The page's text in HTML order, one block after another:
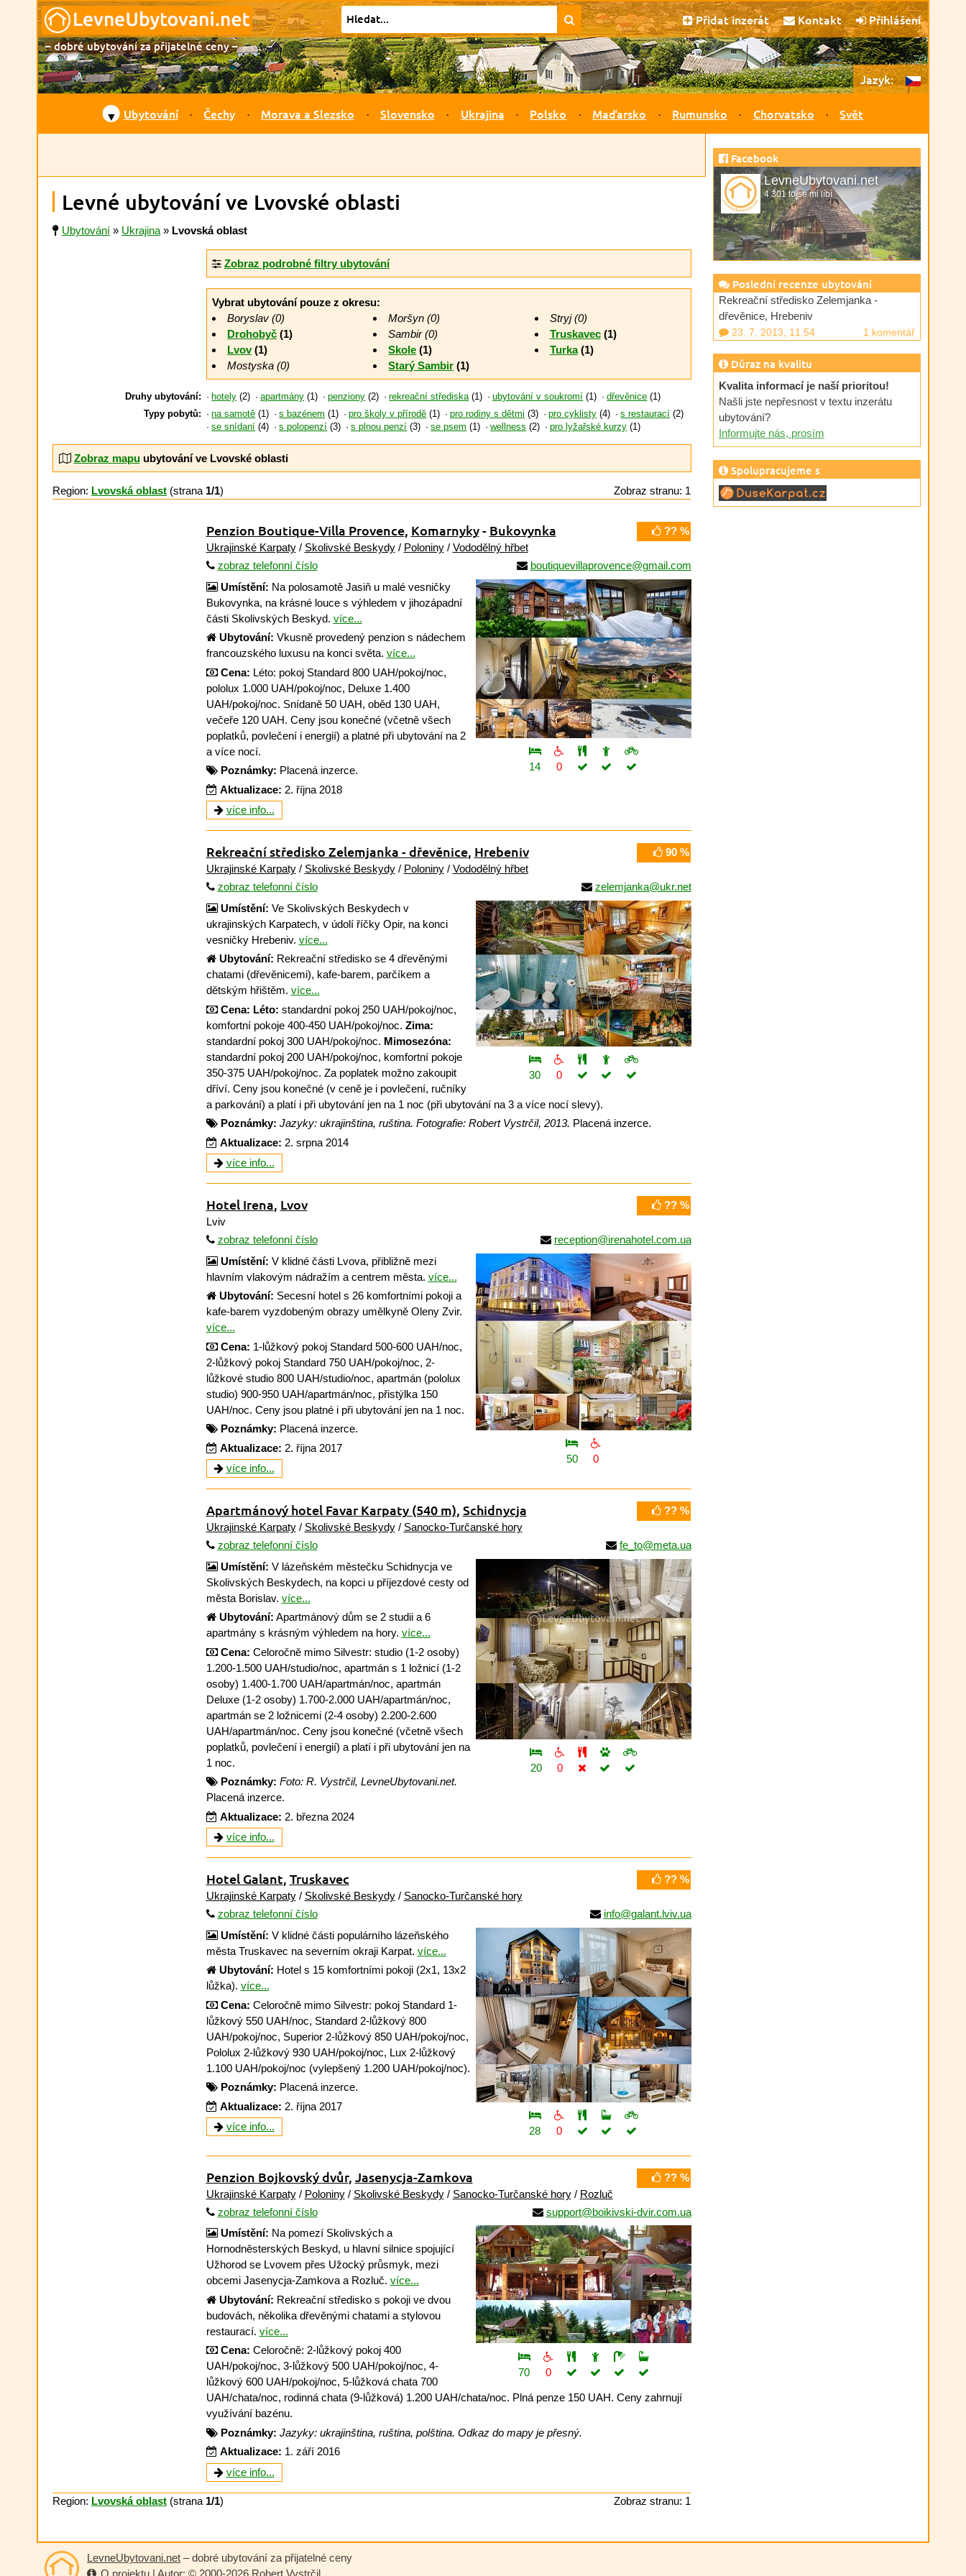
Přidat inzerát Kontakt Přihlášení
– dobré ubytování za přijatelné ceny –
Jazyk:
▼ Ubytování Čechy Morava a Slezsko Slovensko Ukrajina Polsko Maďarsko Rumunsko Chorvatsko Svět
Levné ubytování ve Lvovské oblasti
Ubytování » Ukrajina » Lvovská oblast
Zobraz podrobné filtry ubytování
Vybrat ubytování pouze z okresu:
Boryslav (0)
Drohobyč (1)
Lvov(1)
Mostyska (0)
Moršyn (0)
Sambir (0)
Skole (1)
Starý Sambir (1)
Stryj (0)
Truskavec(1)
Turka(1)
Druhy ubytování: hotely (2) apartmány (1) penziony (2) rekreační střediska(1) ubytování v soukromí (1) dřevěnice (1)
Typy pobytů:
na samotě (1) s bazénem (1) pro školy v přírodě (1) pro rodiny s dětmi (3) pro cyklisty (4) s restaurací (2)
se snídaní (4) s polopenzí (3) s plnou penzí (3) se psem (1) wellness (2) pro lyžařské kurzy (1)
Zobraz mapuubytování ve Lvovské oblasti
Region: Lvovská oblast (strana 1/1) Zobraz stranu: 1
?? %
Penzion Boutique-Villa Provence, Komarnyky- Bukovynka
Ukrajinské Karpaty/ Skolivské Beskydy/ Poloniny/ Vododělný hřbet
zobraz telefonní číslo
boutiquevillaprovence@gmail.com
14 0
Umístění: Na polosamotě Jasiň u malé vesničky
Bukovynka, na krásné louce s výhledem v jihozápadní
části Skolivských Beskyd. více...
Ubytování: Vkusně provedený penzion s nádechem
francouzského luxusu na konci světa. více...
Cena: Léto: pokoj Standard 800 UAH/pokoj/noc,
pololux 1.000 UAH/pokoj/noc, Deluxe 1.400
UAH/pokoj/noc. Snídaně 50 UAH, oběd 130 UAH,
večeře 120 UAH. Ceny jsou konečné (včetně všech
poplatků, povlečení i energií) a platné při ubytování na 2
a více nocí.
Poznámky: Placená inzerce.
Aktualizace: 2. října 2018
více info...
90 %
Rekreační středisko Zelemjanka - dřevěnice, Hrebeniv
Ukrajinské Karpaty/ Skolivské Beskydy/ Poloniny/ Vododělný hřbet
zobraz telefonní číslo
zelemjanka@ukr.net
30 0
Umístění: Ve Skolivských Beskydech v
ukrajinských Karpatech, v údolí říčky Opir, na konci
vesničky Hrebeniv. více...
Ubytování: Rekreační středisko se 4 dřevěnými
chatami (dřevěnicemi), kafe-barem, parčíkem a
dětským hřištěm. více...
Cena: Léto: standardní pokoj 250 UAH/pokoj/noc,
komfortní pokoje 400-450 UAH/pokoj/noc. Zima:
standardní pokoj 300 UAH/pokoj/noc. Mimosezóna:
standardní pokoj 200 UAH/pokoj/noc, komfortní pokoje
350-375 UAH/pokoj/noc. Za poplatek možno zakoupit
dříví. Ceny jsou konečné (v ceně je i povlečení, ručníky
a parkování) a platí i při ubytování jen na 1 noc (při ubytování na 3 a více nocí slevy).
Poznámky: Jazyky: ukrajinština, ruština. Fotografie: Robert Vystrčil, 2013. Placená inzerce.
Aktualizace: 2. srpna 2014
více info...
?? %
Hotel Irena, Lvov
Lviv
zobraz telefonní číslo
reception@irenahotel.com.ua
50 0
Umístění: V klidné části Lvova, přibližně mezi
hlavním vlakovým nádražím a centrem města. více...
Ubytování: Secesní hotel s 26 komfortními pokoji a
kafe-barem vyzdobeným obrazy umělkyně Oleny Zvir.
více...
Cena: 1-lůžkový pokoj Standard 500-600 UAH/noc,
2-lůžkový pokoj Standard 750 UAH/pokoj/noc, 2-
lůžkové studio 800 UAH/studio/noc, apartmán (pololux
studio) 900-950 UAH/apartmán/noc, přistýlka 150
UAH/noc. Ceny jsou platné i při ubytování jen na 1 noc.
Poznámky: Placená inzerce.
Aktualizace: 2. října 2017
více info...
?? %
Apartmánový hotel Favar Karpaty (540 m), Schidnycja
Ukrajinské Karpaty/ Skolivské Beskydy/ Sanocko-Turčanské hory
zobraz telefonní číslo
fe_to@meta.ua
20 0
Umístění: V lázeňském městečku Schidnycja ve
Skolivských Beskydech, na kopci u příjezdové cesty od
města Borislav. více...
Ubytování: Apartmánový dům se 2 studii a 6
apartmány s krásným výhledem na hory. více...
Cena: Celoročně mimo Silvestr: studio (1-2 osoby)
1.200-1.500 UAH/studio/noc, apartmán s 1 ložnicí (1-2
osoby) 1.400-1.700 UAH/apartmán/noc, apartmán
Deluxe (1-2 osoby) 1.700-2.000 UAH/apartmán/noc,
apartmán se 2 ložnicemi (2-4 osoby) 2.200-2.600
UAH/apartmán/noc. Ceny jsou konečné (včetně všech
poplatků, povlečení i energií) a platí i při ubytování jen na
1 noc.
Poznámky: Foto: R. Vystrčil, LevneUbytovani.net.
Placená inzerce.
Aktualizace: 2. března 2024
více info...
?? %
Hotel Galant, Truskavec
Ukrajinské Karpaty/ Skolivské Beskydy/ Sanocko-Turčanské hory
zobraz telefonní číslo
info@galant.lviv.ua
28 0
Umístění: V klidné části populárního lázeňského
města Truskavec na severním okraji Karpat. více...
Ubytování: Hotel s 15 komfortními pokoji (2x1, 13x2
lůžka). více...
Cena: Celoročně mimo Silvestr: pokoj Standard 1-
lůžkový 550 UAH/noc, Standard 2-lůžkový 800
UAH/pokoj/noc, Superior 2-lůžkový 850 UAH/pokoj/noc,
Pololux 2-lůžkový 930 UAH/pokoj/noc, Lux 2-lůžkový
1.100 UAH/pokoj/noc (vylepšený 1.200 UAH/pokoj/noc).
Poznámky: Placená inzerce.
Aktualizace: 2. října 2017
více info...
?? %
Penzion Bojkovský dvůr, Jasenycja-Zamkova
Ukrajinské Karpaty/ Poloniny/ Skolivské Beskydy/ Sanocko-Turčanské hory/ Rozluč
zobraz telefonní číslo
support@boikivski-dvir.com.ua
70 0
Umístění: Na pomezí Skolivských a
Hornodněsterských Beskyd, u hlavní silnice spojující
Užhorod se Lvovem přes Užocký průsmyk, mezi
obcemi Jasenycja-Zamkova a Rozluč. více...
Ubytování: Rekreační středisko s pokoji ve dvou
budovách, několika dřevěnými chatami a stylovou
restaurací. více...
Cena: Celoročně: 2-lůžkový pokoj 400
UAH/pokoj/noc, 3-lůžkový 500 UAH/pokoj/noc, 4-
lůžkový 600 UAH/pokoj/noc, 5-lůžková chata 700
UAH/chata/noc, rodinná chata (9-lůžková) 1.200 UAH/chata/noc. Plná penze 150 UAH. Ceny zahrnují
využívání bazénu.
Poznámky: Jazyky: ukrajinština, ruština, polština. Odkaz do mapy je přesný.
Aktualizace: 1. září 2016
více info...
Region: Lvovská oblast (strana 1/1) Zobraz stranu: 1
Facebook
LevneUbytovani.net
4 301 to se mi líbí
Poslední recenze ubytování
Rekreační středisko Zelemjanka -
dřevěnice, Hrebeniv
23. 7. 2013, 11.54 1 komentář
Důraz na kvalitu
Kvalita informací je naší prioritou!
Našli jste nepřesnost v textu inzerátu
ubytování?
Informujte nás, prosím
Spolupracujeme s
LevneUbytovani.net – dobré ubytování za přijatelné ceny
O projektu | Autor: © 2000-2026 Robert Vystrčil